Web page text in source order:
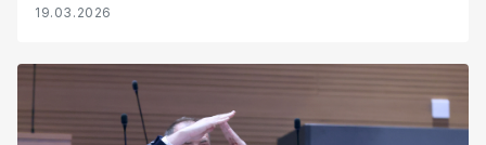
19.03.2026